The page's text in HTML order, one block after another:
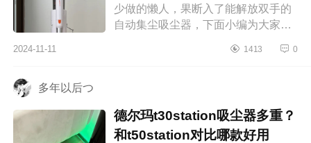
少做的懒人，果断入了能解放双手的
自动集尘吸尘器，下面小编为大家介
H20ultra和友望大橘哪款好用 友
2024-11-11 1413 0
多年以后つ
德尔玛t30station吸尘器多重？
和t50station对比哪款好用